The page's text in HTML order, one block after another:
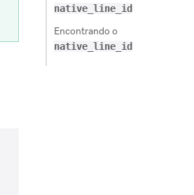
native_line_id
Encontrando o
native_line_id